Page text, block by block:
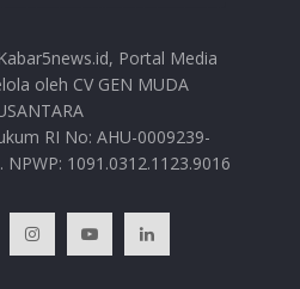
Portal Media
oleh CV GEN MUDA
RI No: AHU-0009239-
NPWP: 1091.0312.1123.9016